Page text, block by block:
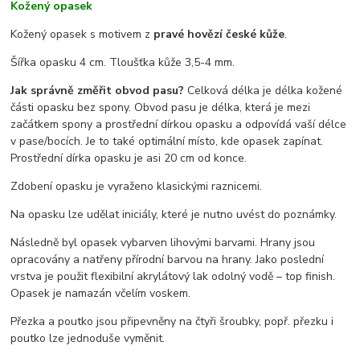
Kožený opasek
Kožený opasek s motivem z pravé hovězí české kůže.
Šířka opasku 4 cm. Tloušťka kůže 3,5-4 mm.
Jak správně změřit obvod pasu?Celková délka je délka kožené
části opasku bez spony. Obvod pasu je délka, která je mezi
začátkem spony a prostřední dírkou opasku a odpovídá vaší délce
v pase/bocích. Je to také optimální místo, kde opasek zapínat.
Prostřední dírka opasku je asi 20 cm od konce.
Zdobení opasku je vyraženo klasickými raznicemi.
Na opasku lze udělat iniciály, které je nutno uvést do poznámky.
Následně byl opasek vybarven lihovými barvami. Hrany jsou
opracovány a natřeny přírodní barvou na hrany. Jako poslední
vrstva je použit flexibilní akrylátový lak odolný vodě – top finish.
Opasek je namazán včelím voskem.
Přezka a poutko jsou připevněny na čtyři šroubky, popř. přezku i
poutko lze jednoduše vyměnit.